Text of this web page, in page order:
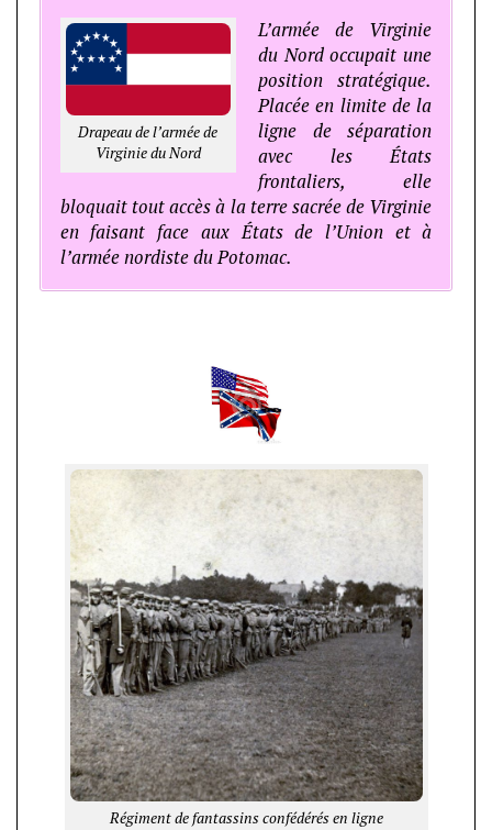
Drapeau de l’armée de
Virginie du Nord
L’armée de Virginie
du Nord occupait une
position stratégique.
Placée en limite de la
ligne de séparation
avec les États
frontaliers, elle
bloquait tout accès à la terre sacrée de Virginie
en faisant face aux États de l’Union et à
l’armée nordiste du Potomac.
Régiment de fantassins confédérés en ligne